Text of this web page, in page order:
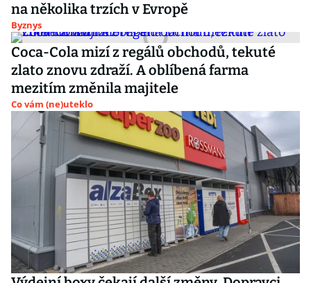
na několika trzích v Evropě
Byznys
Coca-Cola mizí z regálů obchodů, tekuté
zlato znovu zdraží. A oblíbená farma
mezitím změnila majitele
Co vám (ne)uteklo